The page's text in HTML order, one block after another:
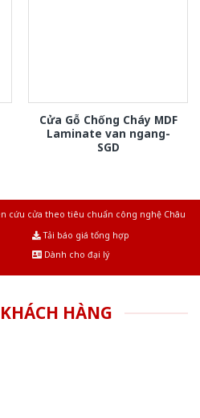
Cửa Gỗ Chống Cháy MDF
Laminate van ngang-
SGD
cứu cửa theo tiêu chuẩn công nghệ Châu
Tải báo giá tổng hợp
Dành cho đại lý
HÀNG